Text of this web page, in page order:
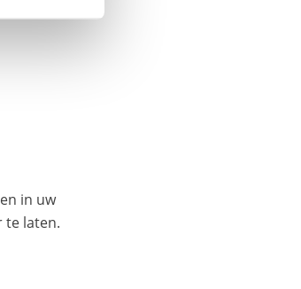
in uw
te laten.